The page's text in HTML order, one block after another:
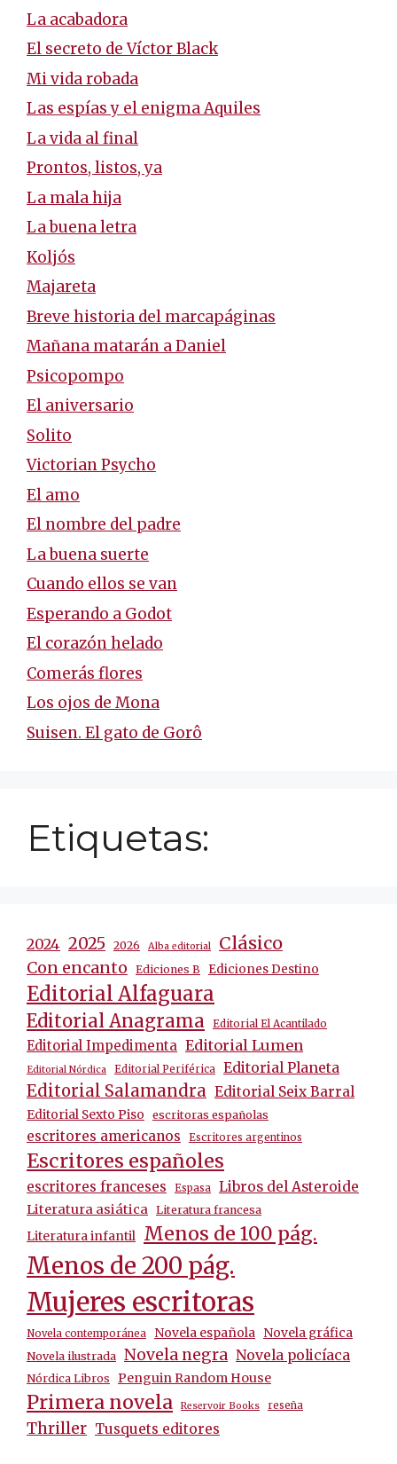
La acabadora
El secreto de Víctor Black
Mi vida robada
Las espías y el enigma Aquiles
La vida al final
Prontos, listos, ya
La mala hija
La buena letra
Koljós
Majareta
Breve historia del marcapáginas
Mañana matarán a Daniel
Psicopompo
El aniversario
Solito
Victorian Psycho
El amo
El nombre del padre
La buena suerte
Cuando ellos se van
Esperando a Godot
El corazón helado
Comerás flores
Los ojos de Mona
Suisen. El gato de Gorô
Etiquetas:
2024 2025 2026 Alba editorial Clásico
Con encanto Ediciones B Ediciones Destino
Editorial Alfaguara
Editorial Anagrama Editorial El Acantilado
Editorial Impedimenta Editorial Lumen
Editorial Nórdica Editorial Periférica Editorial Planeta
Editorial Salamandra Editorial Seix Barral
Editorial Sexto Piso escritoras españolas
escritores americanos Escritores argentinos
Escritores españoles
escritores franceses Espasa Libros del Asteroide
Literatura asiática Literatura francesa
Literatura infantil Menos de 100 pág.
Menos de 200 pág.
Mujeres escritoras
Novela contemporánea Novela española Novela gráfica
Novela ilustrada Novela negra Novela policíaca
Nórdica Libros Penguin Random House
Primera novela Reservoir Books reseña
Thriller Tusquets editores